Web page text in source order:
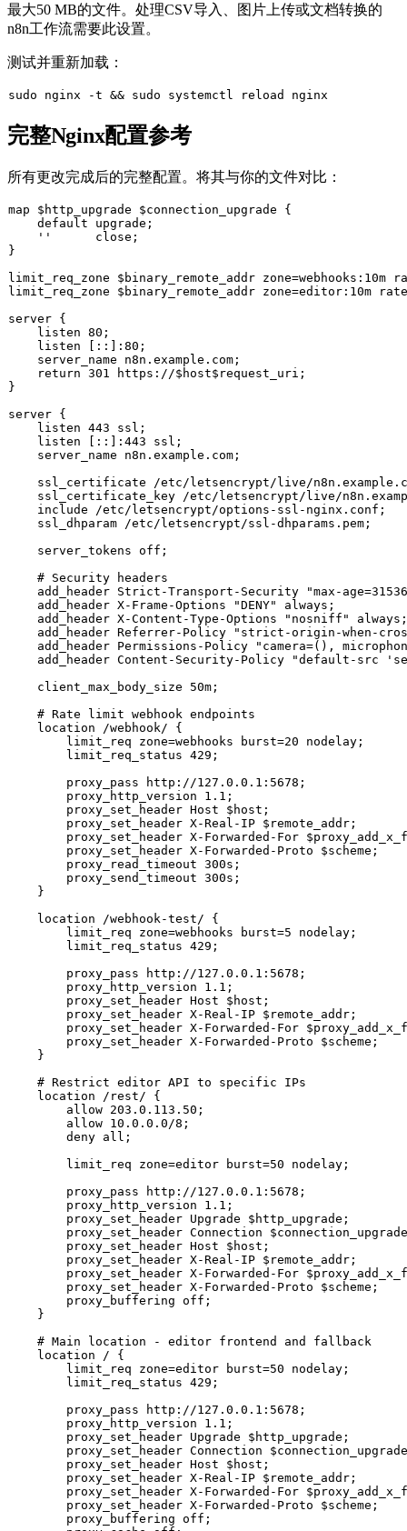
最大50 MB的文件。处理CSV导入、图片上传或文档转换的
n8n工作流需要此设置。
测试并重新加载：
sudo nginx -t && sudo
完整Nginx配置参考
所有更改完成后的完整配置。将其与你的文件对比：
map $http_upgrade $connection_upgrade {
    default upgrade;
    ''      close;
}
limit_req_zone $binary_remote_addr zone=webhooks:10m
limit_req_zone $binary_remote_addr zone=editor:10m
server {
    listen 80;
    listen [::]:80;
    server_name n8n.example.com;
    return 301 https://$host$request_uri;
}
server {
    listen 443 ssl;
    listen [::]:443 ssl;
    server_name n8n.example.com;
ssl_certificate /etc/letsencrypt/live/
ssl_certificate_key /etc/letsencrypt/live/
    include /etc/letsencrypt/options-ssl-nginx.conf;
    ssl_dhparam /etc/letsencrypt/ssl-dhparams.pem;
    server_tokens off;
    # Security headers
add_header Strict-Transport-Security "max-
    add_header X-Frame-Options "DENY" always;
    add_header X-Content-Type-Options "nosniff" always;
add_header Referrer-Policy "strict-origin-when-
add_header Permissions-Policy "camera=(),
add_header Content-Security-Policy "default-src
    client_max_body_size 50m;
    # Rate limit webhook endpoints
    location /webhook/ {
        limit_req zone=webhooks burst=20 nodelay;
        limit_req_status 429;
        proxy_pass http://127.0.0.1:5678;
        proxy_http_version 1.1;
        proxy_set_header Host $host;
        proxy_set_header X-Real-IP $remote_addr;
proxy_set_header X-Forwarded-For
        proxy_set_header X-Forwarded-Proto $scheme;
        proxy_read_timeout 300s;
        proxy_send_timeout 300s;
    }
    location /webhook-test/ {
        limit_req zone=webhooks burst=5 nodelay;
        limit_req_status 429;
        proxy_pass http://127.0.0.1:5678;
        proxy_http_version 1.1;
        proxy_set_header Host $host;
        proxy_set_header X-Real-IP $remote_addr;
proxy_set_header X-Forwarded-For
        proxy_set_header X-Forwarded-Proto $scheme;
    }
    # Restrict editor API to specific IPs
    location /rest/ {
        allow 203.0.113.50;
        allow 10.0.0.0/8;
        deny all;
        limit_req zone=editor burst=50 nodelay;
        proxy_pass http://127.0.0.1:5678;
        proxy_http_version 1.1;
        proxy_set_header Upgrade $http_upgrade;
proxy_set_header Connection
        proxy_set_header Host $host;
        proxy_set_header X-Real-IP $remote_addr;
proxy_set_header X-Forwarded-For
        proxy_set_header X-Forwarded-Proto $scheme;
        proxy_buffering off;
    }
    # Main location - editor frontend and fallback
    location / {
        limit_req zone=editor burst=50 nodelay;
        limit_req_status 429;
        proxy_pass http://127.0.0.1:5678;
        proxy_http_version 1.1;
        proxy_set_header Upgrade $http_upgrade;
proxy_set_header Connection
        proxy_set_header Host $host;
        proxy_set_header X-Real-IP $remote_addr;
proxy_set_header X-Forwarded-For
        proxy_set_header X-Forwarded-Proto $scheme;
        proxy_buffering off;